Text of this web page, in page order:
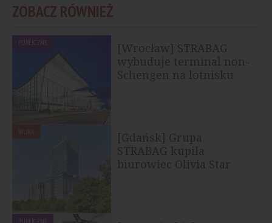
ZOBACZ RÓWNIEŻ
PUBLICZNE
[Wrocław] STRABAG
wybuduje terminal non-
Schengen na lotnisku
[Gdańsk] Grupa
STRABAG kupiła
biurowiec Olivia Star
PUBLICZNE